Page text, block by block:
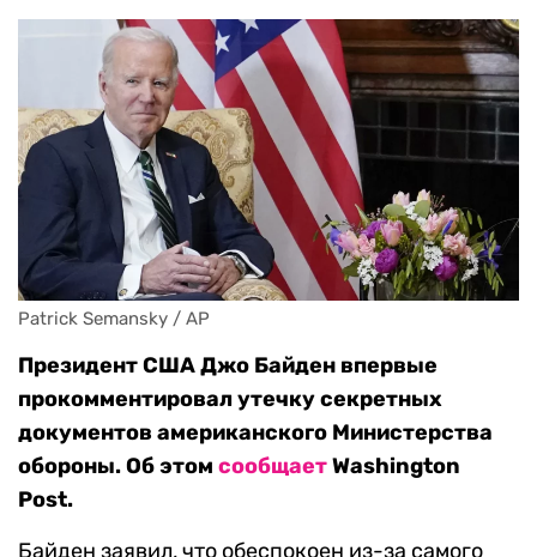
Patrick Semansky / AP
Президент США Джо Байден впервые
прокомментировал утечку секретных
документов американского Министерства
обороны. Об этом сообщаетWashington
Post.
Байден заявил, что обеспокоен из-за самого